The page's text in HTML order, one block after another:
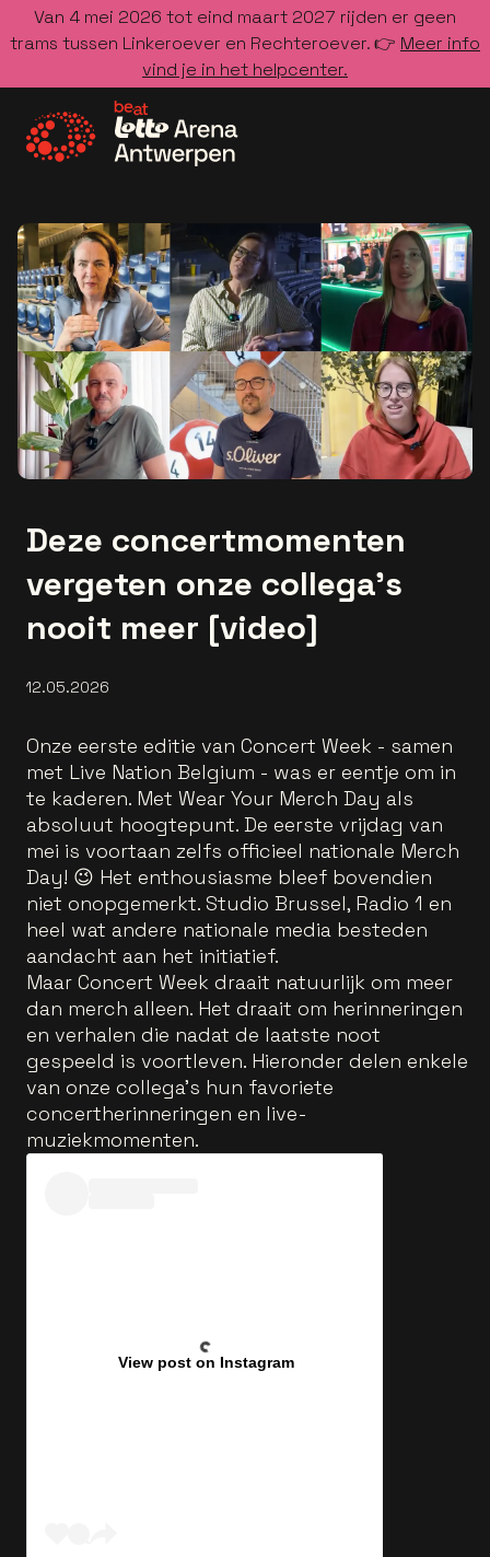
Van 4 mei 2026 tot eind maart 2027 rijden er geen
trams tussen Linkeroever en Rechteroever. 👉 Meer info
vind je in het helpcenter.
Deze concertmomenten
vergeten onze collega’s
nooit meer [video]
12.05.2026
Onze eerste editie van Concert Week - samen
met Live Nation Belgium - was er eentje om in
te kaderen. Met Wear Your Merch Day als
absoluut hoogtepunt. De eerste vrijdag van
mei is voortaan zelfs officieel nationale Merch
Day! 😉 Het enthousiasme bleef bovendien
niet onopgemerkt. Studio Brussel, Radio 1 en
heel wat andere nationale media besteden
aandacht aan het initiatief.
Maar Concert Week draait natuurlijk om meer
dan merch alleen. Het draait om herinneringen
en verhalen die nadat de laatste noot
gespeeld is voortleven. Hieronder delen enkele
van onze collega’s hun favoriete
concertherinneringen en live-
muziekmomenten.
View post on Instagram